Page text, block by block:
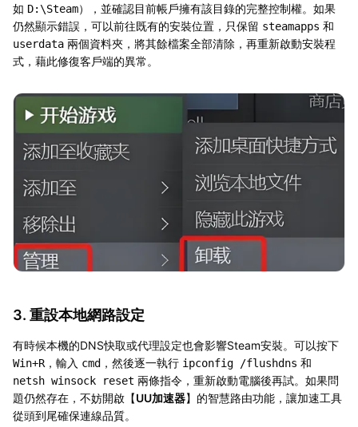
如 D:\Steam），並確認目前帳戶擁有該目錄的完整控制權。如果
仍然顯示錯誤，可以前往既有的安裝位置，只保留 steamapps 和
userdata 兩個資料夾，將其餘檔案全部清除，再重新啟動安裝程
式，藉此修復客戶端的異常。
3. 重設本地網路設定
有時候本機的DNS快取或代理設定也會影響Steam安裝。可以按下
Win+R ，輸入 cmd ，然後逐一執行 ipconfig /flushdns 和
netsh winsock reset 兩條指令，重新啟動電腦後再試。如果問
題仍然存在，不妨開啟【UU加速器】的智慧路由功能，讓加速工具
從頭到尾確保連線品質。